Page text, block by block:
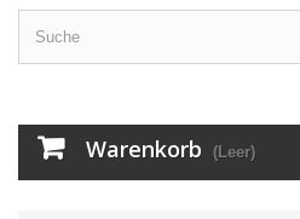
Warenkorb (Leer)